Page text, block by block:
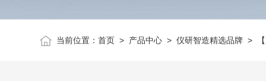
当前位置：首页 > 产品中心 >仪研智造精选品牌 >